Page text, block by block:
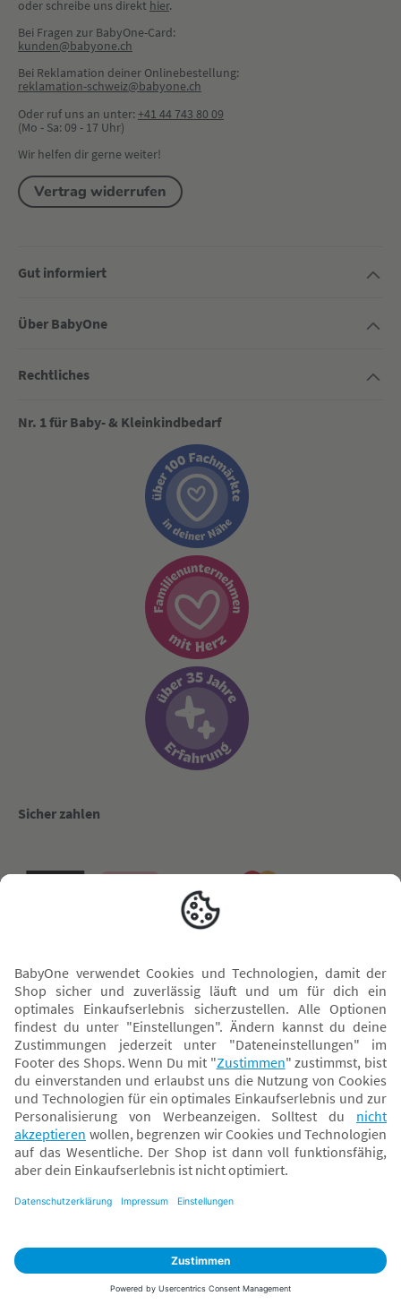
oder schreibe uns direkt hier.
Bei Fragen zur BabyOne-Card:
kunden@babyone.ch
Bei Reklamation deiner Onlinebestellung:
reklamation-schweiz@babyone.ch
Oder ruf uns an unter:+41 44 743 80 09
(Mo - Sa: 09 - 17 Uhr)
Wir helfen dir gerne weiter!
Vertrag widerrufen
Gut informiert
Über BabyOne
Rechtliches
Nr. 1 für Baby- & Kleinkindbedarf
Sicher zahlen
* Alle Preise inkl. MwSt. und ggf. zzgl.Versandkosten . Der dargestellte Preis gilt -
abhängig von der von dir gewählten Option - im BabyOne-Onlineshop oder bei
Abholung in dem von dir gewählten BabyOne-Franchise-Betrieb. Der für den
Onlineshop geltende Preis stellt bei einem Verkauf durch unsere Franchise-
Franchise-Nehmer im Rahmen der Option „Reservieren und Abholen“ kann
PayPal, Visa, Mastercard, Sofortüberweisung (Klarna), Kauf auf Rechnung mit
Klarna.